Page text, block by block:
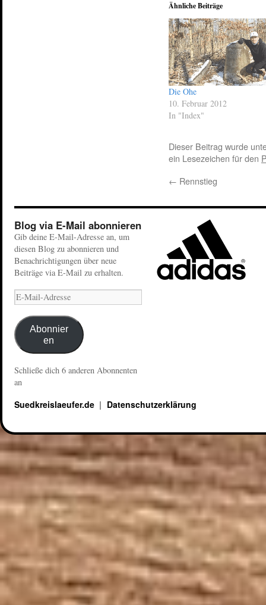
Ähnliche Beiträge
Die Ohe
10. Februar 2012
In "Index"
Dieser Beitrag wurde
ein Lesezeichen für den
← Rennstieg
Blog via E-Mail abonnieren
Gib deine E-Mail-Adresse an, um
diesen Blog zu abonnieren und
Benachrichtigungen über neue
Beiträge via E-Mail zu erhalten.
Abonnier
en
Schließe dich 6 anderen Abonnenten
an
Suedkreislaeufer.de Datenschutzerklärung